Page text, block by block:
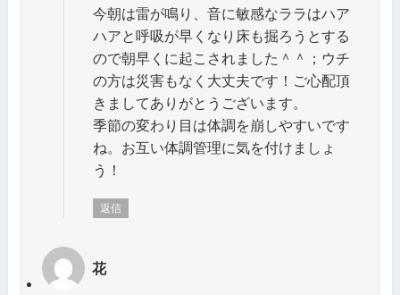
今朝は雷が鳴り、音に敏感なララはハア
ハアと呼吸が早くなり床も掘ろうとする
ので朝早くに起こされました＾＾；ウチ
の方は災害もなく大丈夫です！ご心配頂
きましてありがとうございます。
季節の変わり目は体調を崩しやすいです
ね。お互い体調管理に気を付けましょ
う！
返信
花